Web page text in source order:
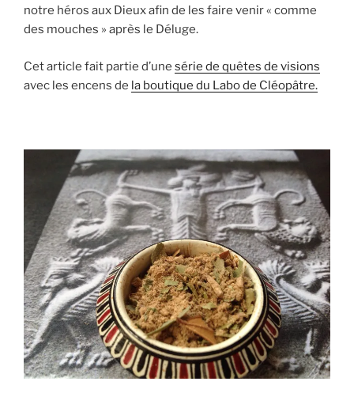
notre héros aux Dieux afin de les faire venir « comme
des mouches » après le Déluge.
Cet article fait partie d’une série de quêtes de visions
avec les encens de la boutique du Labo de Cléopâtre.